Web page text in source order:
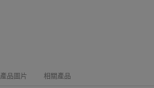
產品圖片 相關產品